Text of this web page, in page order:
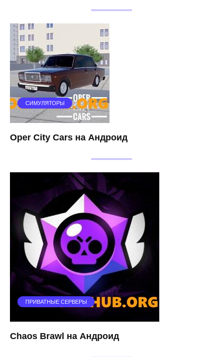
СИМУЛЯТОРЫ
Oper City Cars на Андроид
ПРИВАТНЫЕ СЕРВЕРЫ
Chaos Brawl на Андроид